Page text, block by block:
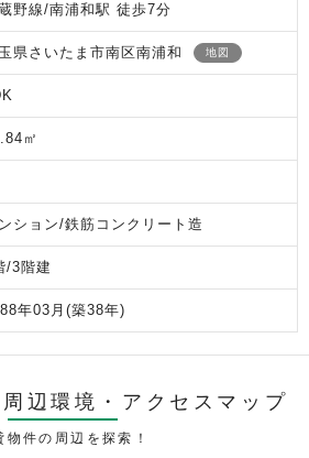
野線/南浦和駅 徒歩7分
県さいたま市南区南浦和 地図
㎡
ション/鉄筋コンクリート造
/3階建
年03月 (築38年)
辺環境・ アクセスマップ
物件の周辺を探索！